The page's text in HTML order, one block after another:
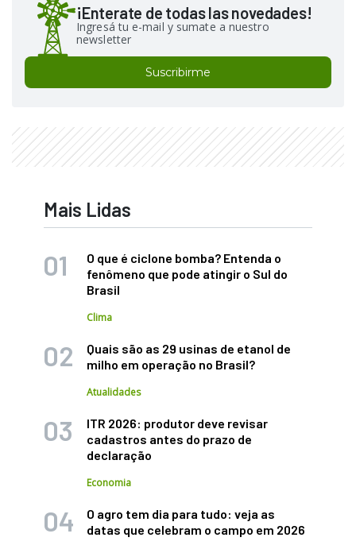
¡Enterate de todas las novedades!
Ingresá tu e-mail y sumate a nuestro
newsletter
Suscribirme
Mais Lidas
O que é ciclone bomba? Entenda o
fenômeno que pode atingir o Sul do
Brasil
Clima
Quais são as 29 usinas de etanol de
milho em operação no Brasil?
Atualidades
ITR 2026: produtor deve revisar
cadastros antes do prazo de
declaração
Economia
O agro tem dia para tudo: veja as
datas que celebram o campo em 2026